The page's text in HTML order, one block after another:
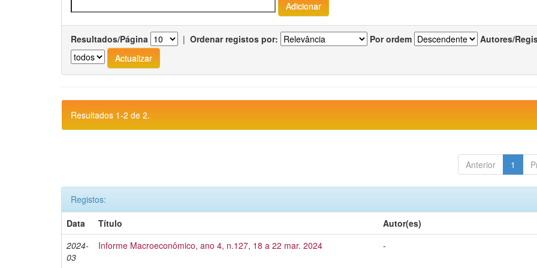
Resultados/Página | Ordenar registos por: Por ordem Autores/
Resultados 1-2 de 2.
Anterior 1
Registos:
Data
Título
Autor(es)
2024-
03
Informe Macroeconômico, ano 4, n.127, 18 a 22 mar. 2024 -